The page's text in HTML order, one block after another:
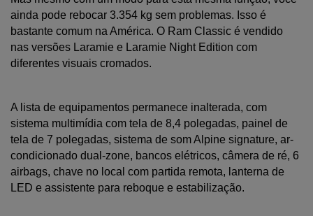
ainda pode rebocar 3.354 kg sem problemas. Isso é
bastante comum na América. O Ram Classic é vendido
nas versões Laramie e Laramie Night Edition com
diferentes visuais cromados.
A lista de equipamentos permanece inalterada, com
sistema multimídia com tela de 8,4 polegadas, painel de
tela de 7 polegadas, sistema de som Alpine signature, ar-
condicionado dual-zone, bancos elétricos, câmera de ré, 6
airbags, chave no local com partida remota, lanterna de
LED e assistente para reboque e estabilização.